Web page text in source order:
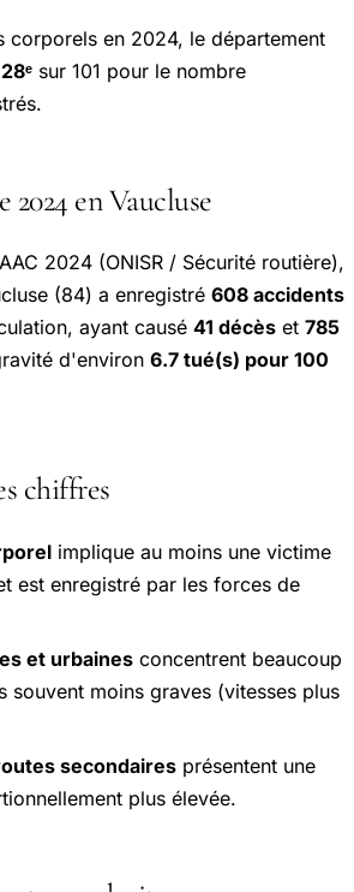
corporels en 2024, le département
28ᵉ sur 101 pour le nombre
2024 en Vaucluse
2024 (ONISR / Sécurité routière),
(84) a enregistré 608 accidents
ayant causé 41 décès et 785
d'environ 6.7 tué(s) pour 100
chiffres
implique au moins une victime
est enregistré par les forces de
et urbaines concentrent beaucoup
souvent moins graves (vitesses plus
secondaires présentent une
plus élevée.